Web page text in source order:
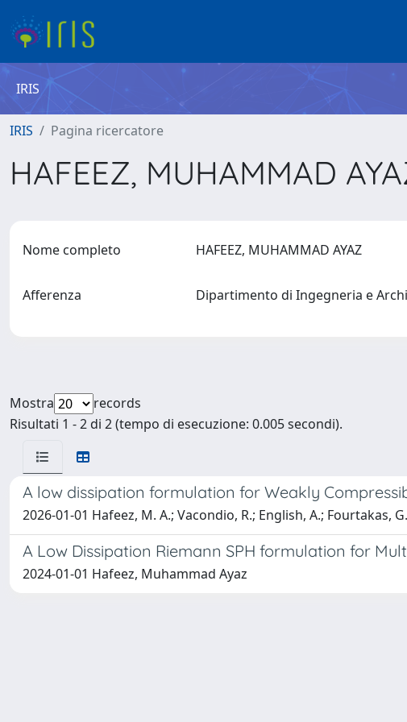
IRIS
IRIS Pagina ricercatore
HAFEEZ, MUHAMMAD
Nome completo HAFEEZ, MUHAMMAD AYAZ
Afferenza Dipartimento di Ingegneria e
Mostra
records
Risultati 1 - 2 di 2 (tempo di esecuzione: 0.005 secondi).
A low dissipation formulation for Weakly
2026-01-01 Hafeez, M. A.; Vacondio, R.; English, A.; Fourtakas,
A Low Dissipation Riemann SPH formulation for
2024-01-01 Hafeez, Muhammad Ayaz